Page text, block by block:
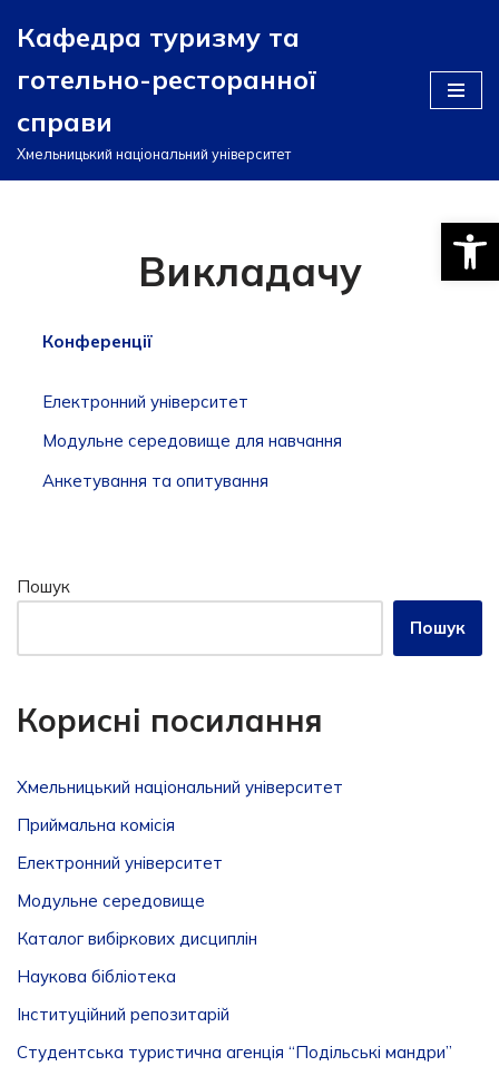
Перейти
до
вмісту
Кафедра туризму та
готельно-ресторанної
справи
Хмельницький національний університет
Викладачу
Конференції
Електронний університет
Модульне середовище для навчання
Анкетування та опитування
Пошук
Пошук
Корисні посилання
Хмельницький національний університет
Приймальна комісія
Електронний університет
Модульне середовище
Каталог вибіркових дисциплін
Наукова бібліотека
Інституційний репозитарій
Студентська туристична агенція “Подільські мандри”